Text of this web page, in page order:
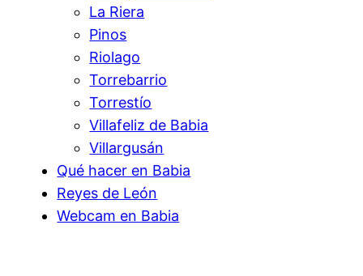
La Riera
Pinos
Riolago
Torrebarrio
Torrestío
Villafeliz de Babia
Villargusán
Qué hacer en Babia
Reyes de León
Webcam en Babia